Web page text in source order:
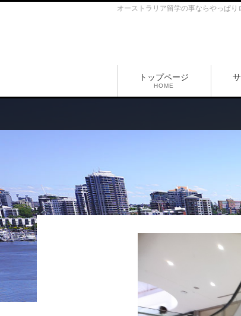
オーストラリア留学の事ならやっぱ
トップページ
HOME
HOME» Photo_20-11-27-13-17-40.147 (2)